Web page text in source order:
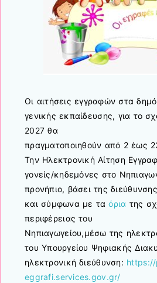
Οι αιτήσεις εγγραφών στα
γενικής εκπαίδευσης, για το
2027 θα
πραγματοποιηθούν από 2 έως
Την Ηλεκτρονική Αίτηση
γονείς/κηδεμόνες στο
προνήπιο, βάσει της
και σύμφωνα με ταόρια της
περιφέρειας του
Νηπιαγωγείου,μέσω της
του Υπουργείου Ψηφιακής
ηλεκτρονική διεύθυνση:
eggrafi.services.gov.gr/